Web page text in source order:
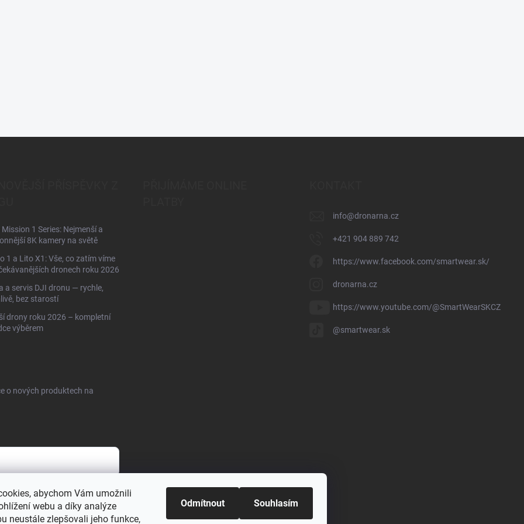
abychom Vám umožnili
webu a díky analýze
neustále zlepšovali jeho funkce,
Odmítnout Souhlasím
1 Series: Nejmenší a
8K kamery na světě
1 a Lito X1: Vše, co zatím víme
dronech roku 2026
a servis DJI dronu — rychle,
bez starostí
drony roku 2026 – kompletní
výběrem
info@dronarna.cz
+421 904 889 742
https://www.facebook.com/smartwear.sk/
dronarna.cz
https://www.youtube.com/@SmartWearSKCZ
@smartwear.sk
o nových produktech na
údajů